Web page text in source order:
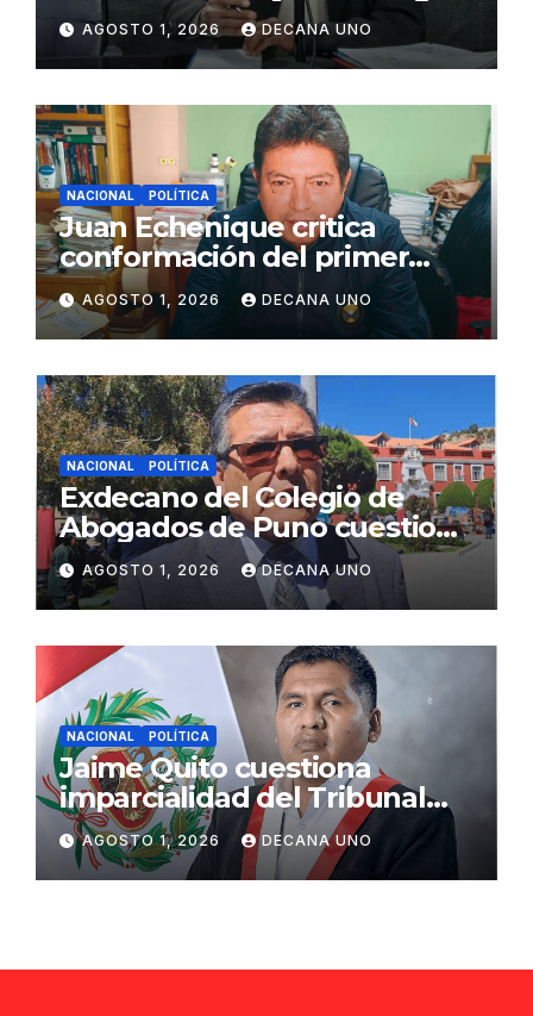
de Agua y Alcantarillado para
Juliaca
AGOSTO 1, 2026 DECANA UNO
NACIONAL POLÍTICA
Juan Echenique critica
conformación del primer
gabinete ministerial de Keiko
Fujimori
AGOSTO 1, 2026 DECANA UNO
NACIONAL POLÍTICA
Exdecano del Colegio de
Abogados de Puno cuestiona
propuestas sobre seguridad
ciudadana
AGOSTO 1, 2026 DECANA UNO
NACIONAL POLÍTICA
Jaime Quito cuestiona
imparcialidad del Tribunal
Constitucional tras liberación
de Ollanta Humala
AGOSTO 1, 2026 DECANA UNO